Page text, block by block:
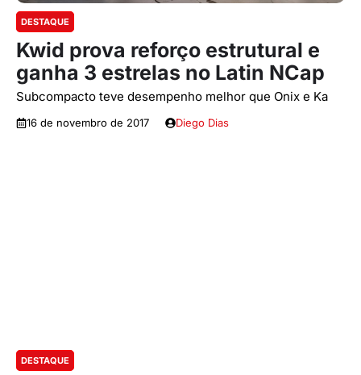
DESTAQUE
Kwid prova reforço estrutural e
ganha 3 estrelas no Latin NCap
Subcompacto teve desempenho melhor que Onix e Ka
16 de novembro de 2017 Diego Dias
DESTAQUE